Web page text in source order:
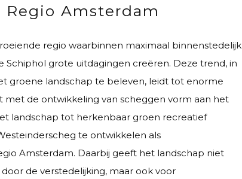
Amsterdam
regio waarbinnen maximaal binnenstedelijk
grote uitdagingen creëren. Deze trend, in
groene landschap te beleven, leidt tot enorme
met de ontwikkeling van scheggen vorm aan het
landschap tot herkenbaar groen recreatief
te ontwikkelen als
Amsterdam. Daarbij geeft het landschap niet
de verstedelijking, maar ook voor